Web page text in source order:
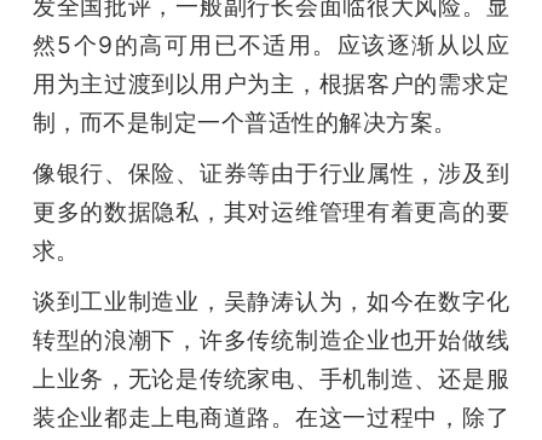
发全国批评，一般副行长会面临很大风险。显
然5个9的高可用已不适用。应该逐渐从以应
用为主过渡到以用户为主，根据客户的需求定
制，而不是制定一个普适性的解决方案。
像银行、保险、证券等由于行业属性，涉及到
更多的数据隐私，其对运维管理有着更高的要
求。
谈到工业制造业，吴静涛认为，如今在数字化
转型的浪潮下，许多传统制造企业也开始做线
上业务，无论是传统家电、手机制造、还是服
装企业都走上电商道路。在这一过程中，除了